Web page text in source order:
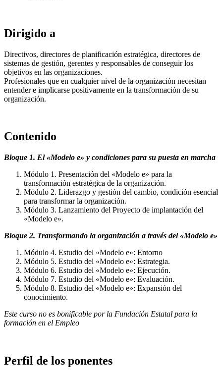
Dirigido a
Directivos, directores de planificación estratégica, directores de
sistemas de gestión, gerentes y responsables de conseguir los
objetivos en las organizaciones.
Profesionales que en cualquier nivel de la organización necesitan
entender e implicarse positivamente en la transformación de su
organización.
Contenido
Bloque 1. El «Modelo e» y condiciones para su puesta en marcha
Módulo 1. Presentación del «Modelo e» para la
transformación estratégica de la organización.
Módulo 2. Liderazgo y gestión del cambio, condición esencial
para transformar la organización.
Módulo 3. Lanzamiento del Proyecto de implantación del
«Modelo e».
Bloque 2. Transformando la organización a través del «Modelo e»
Módulo 4. Estudio del «Modelo e»: Entorno
Módulo 5. Estudio del «Modelo e»: Estrategia.
Módulo 6. Estudio del «Modelo e»: Ejecución.
Módulo 7. Estudio del «Modelo e»: Evaluación.
Módulo 8. Estudio del «Modelo e»: Expansión del
conocimiento.
Este curso no es bonificable por la Fundación Estatal para la
formación en el Empleo
Perfil de los ponentes